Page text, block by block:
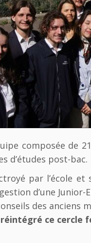
composée de 21
d’études post-bac.
par l’école et
d’une
des anciens
ce cercle